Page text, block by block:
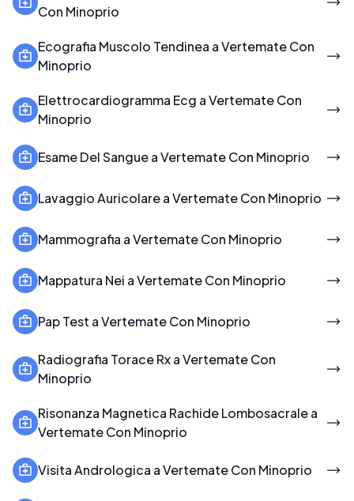
Con Minoprio
Ecografia Muscolo Tendinea a Vertemate Con
Minoprio
Elettrocardiogramma Ecg a Vertemate Con
Minoprio
Esame Del Sangue a Vertemate Con Minoprio
Lavaggio Auricolare a Vertemate Con Minoprio
Mammografia a Vertemate Con Minoprio
Mappatura Nei a Vertemate Con Minoprio
Pap Test a Vertemate Con Minoprio
Radiografia Torace Rx a Vertemate Con
Minoprio
Risonanza Magnetica Rachide Lombosacrale a
Vertemate Con Minoprio
Visita Andrologica a Vertemate Con Minoprio